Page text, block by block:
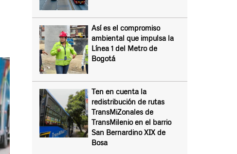
Así es el compromiso
ambiental que impulsa la
Línea 1 del Metro de
Bogotá
Ten en cuenta la
redistribución de rutas
TransMiZonales de
TransMilenio en el barrio
San Bernardino XIX de
Bosa